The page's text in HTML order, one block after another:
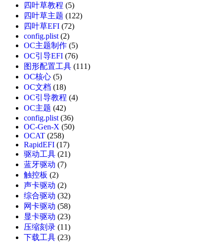
四叶草教程 (5)
四叶草主题 (122)
四叶草EFI (72)
config.plist (2)
OC主题制作 (5)
OC引导EFI (76)
图形配置工具 (111)
OC核心 (5)
OC文档 (18)
OC引导教程 (4)
OC主题 (42)
config.plist (36)
OC-Gen-X (50)
OCAT (258)
RapidEFI (17)
驱动工具 (21)
蓝牙驱动 (7)
触控板 (2)
声卡驱动 (2)
综合驱动 (32)
网卡驱动 (58)
显卡驱动 (23)
压缩刻录 (11)
下载工具 (23)